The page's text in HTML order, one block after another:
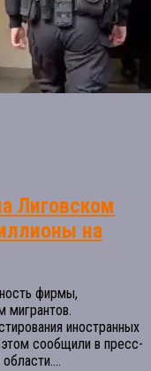
Лиговском
на
фирмы,
мигрантов.
иностранных
сообщили в пресс-